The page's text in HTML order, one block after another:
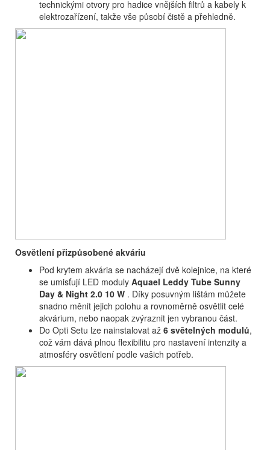
technickými otvory pro hadice vnějších filtrů a kabely k
elektrozařízení, takže vše působí čistě a přehledně.
Osvětlení přizpůsobené akváriu
Pod krytem akvária se nacházejí dvě kolejnice, na které
se umisťují LED moduly Aquael Leddy Tube Sunny
Day & Night 2.0 10 W . Díky posuvným lištám můžete
snadno měnit jejich polohu a rovnoměrně osvětlit celé
akvárium, nebo naopak zvýraznit jen vybranou část.
Do Opti Setu lze nainstalovat až 6 světelných modulů,
což vám dává plnou flexibilitu pro nastavení intenzity a
atmosféry osvětlení podle vašich potřeb.